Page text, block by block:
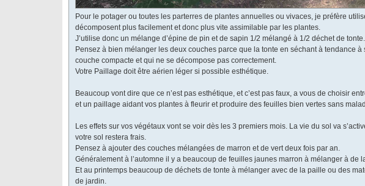
Pour le potager ou toutes les parterres de plantes annuelles ou vivaces, je préfère
décomposent plus facilement et donc plus vite assimilable par les plantes.
J’utilise donc un mélange d’épine de pin et de sapin 1/2 mélangé à 1/2 déchet de tonte.
Pensez à bien mélanger les deux couches parce que la tonte en séchant à tendance à
couche compacte et qui ne se décompose pas correctement.
Votre Paillage doit être aérien léger si possible esthétique.
Beaucoup vont dire que ce n’est pas esthétique, et c’est pas faux, a vous de choisir
et un paillage aidant vos plantes à fleurir et produire des feuilles bien vertes sans
Les effets sur vos végétaux vont se voir dès les 3 premiers mois. La vie du sol va
votre sol restera frais.
Pensez à ajouter des couches mélangées de marron et de vert deux fois par an.
Généralement à l’automne il y a beaucoup de feuilles jaunes marron à mélanger à de
Et au printemps beaucoup de déchets de tonte à mélanger avec de la paille ou des
de jardin.